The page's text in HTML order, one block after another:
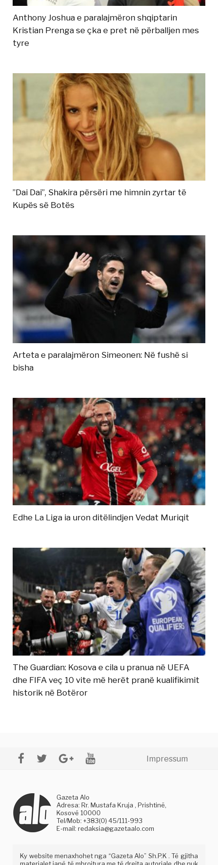
Anthony Joshua e paralajmëron shqiptarin
Kristian Prenga se çka e pret në përballjen mes
tyre
”Dai Dai”, Shakira përsëri me himnin zyrtar të
Kupës së Botës
Arteta e paralajmëron Simeonen: Në fushë si
bisha
Edhe La Liga ia uron ditëlindjen Vedat Muriqit
The Guardian: Kosova e cila u pranua në UEFA
dhe FIFA veç 10 vite më herët pranë kualifikimit
historik në Botëror
Impressum
Gazeta Alo
Adresa: Rr. Mustafa Kruja , Prishtinë,
Kosovë 10000
Tel/Mob: +383(0) 45/111-993
E-mail:redaksia@gazetaalo.com
Ky website menaxhohet nga “Gazeta Alo” Sh.P.K . Të gjitha